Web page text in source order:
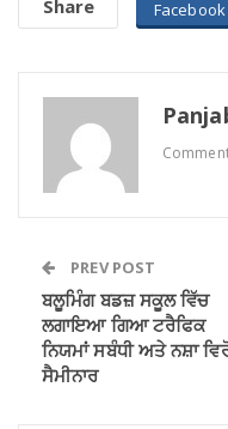
Share Facebook
PREV POST
ਬਲੂਮਿੰਗ ਬਡਜ਼ ਸਕੂਲ ਵਿੱਚ
ਲਗਾਇਆ ਗਿਆ ਟਰੈਫਿਕ
ਨਿਯਮਾਂ ਸਬੰਧੀ ਅਤੇ ਨਸ਼ਾ
ਸੈਮੀਨਾਰ